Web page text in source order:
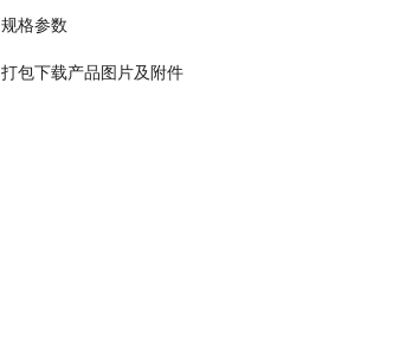
规格参数
打包下载产品图片及附件